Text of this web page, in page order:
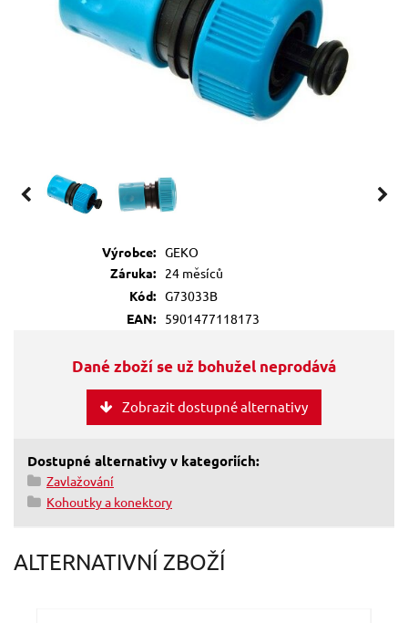
Výrobce: GEKO
Záruka:
24 měsíců
Kód: G73033B
EAN:
5901477118173
Dané zboží se už bohužel neprodává
Zobrazit dostupné alternativy
Dostupné alternativy v kategoriích:
Zavlažování
Kohoutky a konektory
ALTERNATIVNÍ ZBOŽÍ